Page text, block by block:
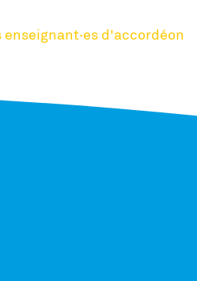
enseignant·es d'accordéon